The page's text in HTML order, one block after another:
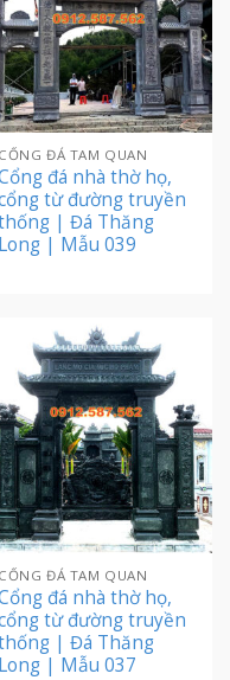
CỔNG ĐÁ TAM QUAN
đá nhà thờ họ,
từ đường truyền
| Đá Thăng
Long | Mẫu 039
CỔNG ĐÁ TAM QUAN
đá nhà thờ họ,
từ đường truyền
| Đá Thăng
Long | Mẫu 037